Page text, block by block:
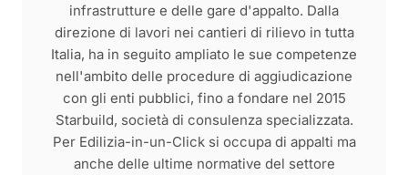
infrastrutture e delle gare d'appalto. Dalla
direzione di lavori nei cantieri di rilievo in tutta
Italia, ha in seguito ampliato le sue competenze
nell'ambito delle procedure di aggiudicazione
con gli enti pubblici, fino a fondare nel 2015
Starbuild, società di consulenza specializzata.
Per Edilizia-in-un-Click si occupa di appalti ma
anche delle ultime normative del settore